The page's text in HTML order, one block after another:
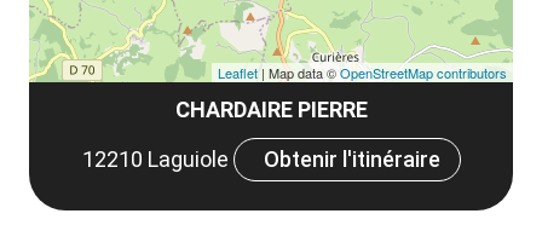
CHARDAIRE PIERRE
12210 Laguiole
Obtenir l'itinéraire
Leaflet | Map data ©OpenStreetMap contributors